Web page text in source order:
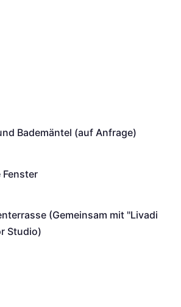
Bademäntel (auf Anfrage)
(Gemeinsam mit "Livadi
Studio)